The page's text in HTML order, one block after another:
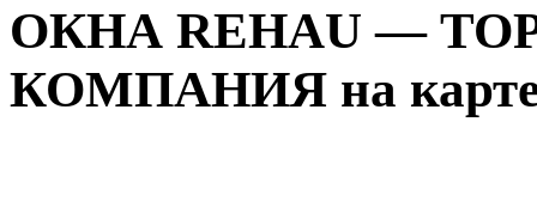
ОКНА REHAU —
КОМПАНИЯ на